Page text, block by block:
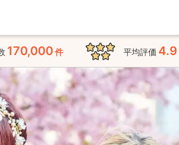
170,000件 平均評価 4.9